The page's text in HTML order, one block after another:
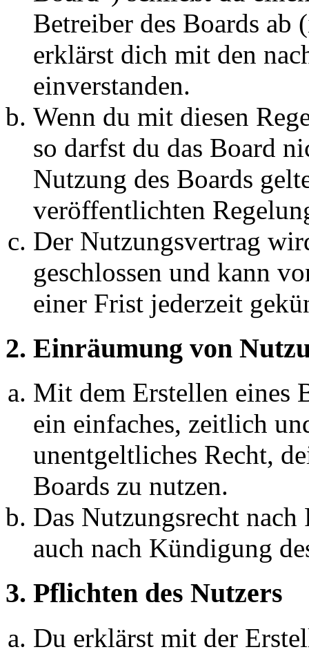
Betreiber des Boards ab
erklärst dich mit den
einverstanden.
Wenn du mit diesen
so darfst du das Board
Nutzung des Boards
veröffentlichten
Der Nutzungsvertrag
geschlossen und kann
einer Frist jederzeit
2. Einräumung von
Mit dem Erstellen eines
ein einfaches, zeitlich
unentgeltliches Recht,
Boards zu nutzen.
Das Nutzungsrecht
auch nach Kündigung
3. Pflichten des Nutzers
Du erklärst mit der